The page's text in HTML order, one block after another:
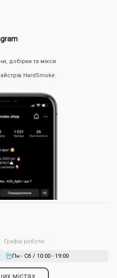
добірки та мікси
HardSmoke
Графік роботи:
Пн - Сб / 10:00 - 19:00
містах